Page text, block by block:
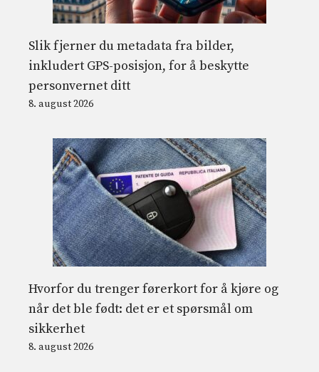
Slik fjerner du metadata fra bilder,
inkludert GPS-posisjon, for å beskytte
personvernet ditt
8. august 2026
Hvorfor du trenger førerkort for å kjøre og
når det ble født: det er et spørsmål om
sikkerhet
8. august 2026